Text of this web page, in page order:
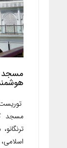
مسجد
مسجد